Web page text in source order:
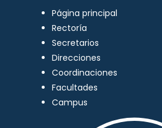
Página principal
Rectoría
Secretarios
Direcciones
Coordinaciones
Facultades
Campus